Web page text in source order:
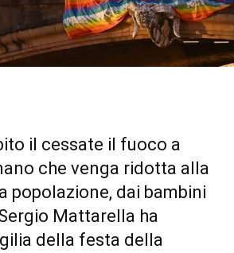
il cessate il fuoco a
che venga ridotta alla
popolazione, dai bambini
Mattarella ha
della festa della